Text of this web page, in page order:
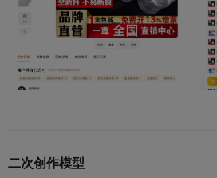
二次创作模型